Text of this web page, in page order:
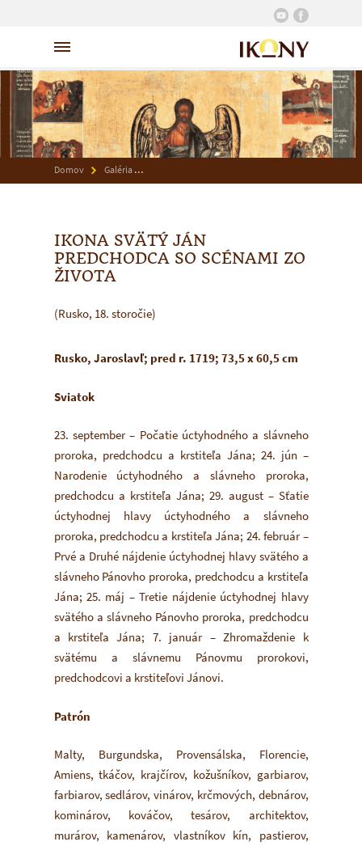
Domov Galéria
IKONA SVÄTÝ JÁN
PREDCHODCA SO SCÉNAMI ZO
ŽIVOTA
(Rusko, 18. storočie)
Rusko, Jaroslavľ; pred r. 1719; 73,5 x 60,5 cm
Sviatok
23. september – Počatie úctyhodného a slávneho
proroka, predchodcu a krstiteľa Jána; 24. jún –
Narodenie úctyhodného a slávneho proroka,
predchodcu a krstiteľa Jána; 29. august – Sťatie
úctyhodnej hlavy úctyhodného a slávneho
proroka, predchodcu a krstiteľa Jána; 24. február –
Prvé a Druhé nájdenie úctyhodnej hlavy svätého a
slávneho Pánovho proroka, predchodcu a krstiteľa
Jána; 25. máj – Tretie nájdenie úctyhodnej hlavy
svätého a slávneho Pánovho proroka, predchodcu
a krstiteľa Jána; 7. január – Zhromaždenie k
svätému a slávnemu Pánovmu prorokovi,
predchodcovi a krstiteľovi Jánovi.
Patrón
Malty, Burgundska, Provensálska, Florencie,
Amiens, tkáčov, krajčírov, kožušníkov, garbiarov,
farbiarov, sedlárov, vinárov, krčmových, debnárov,
kominárov, kováčov, tesárov, architektov,
murárov, kamenárov, vlastníkov kín, pastierov,